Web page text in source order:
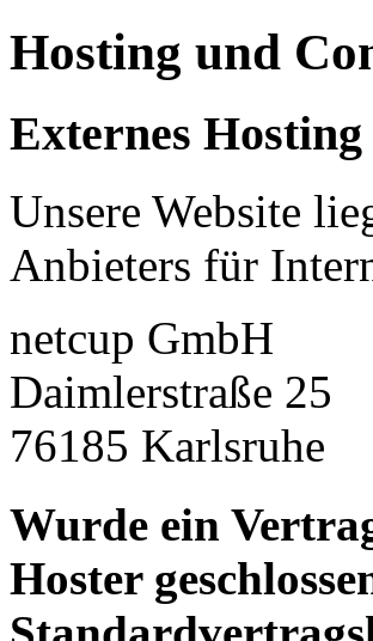
Hosting und
Externes Hosting
Unsere Website
Anbieters für
netcup GmbH
Daimlerstraße 25
76185 Karlsruhe
Wurde ein
Hoster